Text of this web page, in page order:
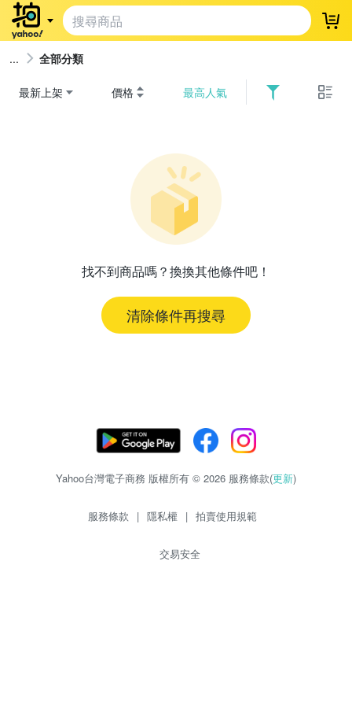
登
全部分類
最新上架 價格 最高人氣
找不到商品嗎？換換其他條件吧！
清除條件再搜尋
Yahoo台灣電子商務 版權所有 © 2026 服務條款(更新)
服務條款 | 隱私權 | 拍賣使用規範
交易安全